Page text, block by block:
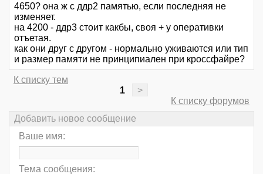
4650? она ж с ддр2 памятью, если последняя не
изменяет.
на 4200 - ддр3 стоит какбы, своя + у оперативки
отъетая.
как они друг с другом - нормально уживаются или тип
и размер памяти не принципиален при кроссфайре?
К списку тем
1
>
К списку форумов
Добавить новое сообщение
Ваше имя:
Тема сообщения: